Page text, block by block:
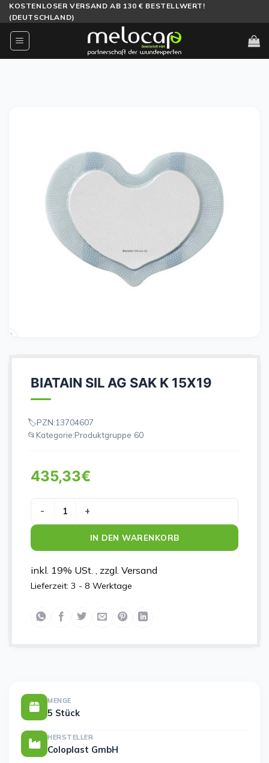
Zum
Inhalt
springen
KOSTENLOSER VERSAND AB 130 € BESTELLWERT!
(DEUTSCHLAND)
BIATAIN SIL AG SAK K 15X19
PZN:13704607
Kategorie:Produktgruppe 60
435,33€
BIATAIN SIL AG SAK K 15X19 Menge
IN DEN WARENKORB
inkl. 19% USt. , zzgl. Versand
Lieferzeit: 3 - 8 Werktage
MENGE
5 Stück
HERSTELLER
Coloplast GmbH